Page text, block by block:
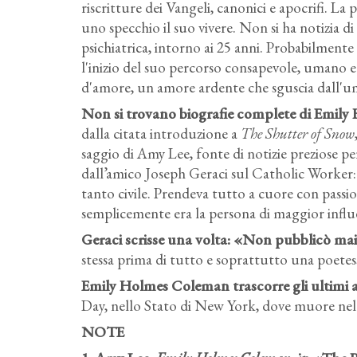
riscritture dei Vangeli, canonici e apocrifi. La
uno specchio il suo vivere. Non si ha notizia
psichiatrica, intorno ai 25 anni.
l'inizio del suo percorso consapevole, umano
d'amore, un amore ardente che sguscia
Non si trovano biografie complete di Emily
dalla citata introduzione a The Shutter of Snow
saggio di Amy Lee, fonte di notizie preziose
dall’amico Joseph Geraci sul Catholic
tanto civile. Prendeva tutto a cuore con
semplicemente era la persona di maggior
Geraci scrisse una volta: «Non pubblicò
stessa prima di tutto e soprattutto una
Emily Holmes Coleman trascorre gli
Day, nello Stato di New York, dove muore
NOTE